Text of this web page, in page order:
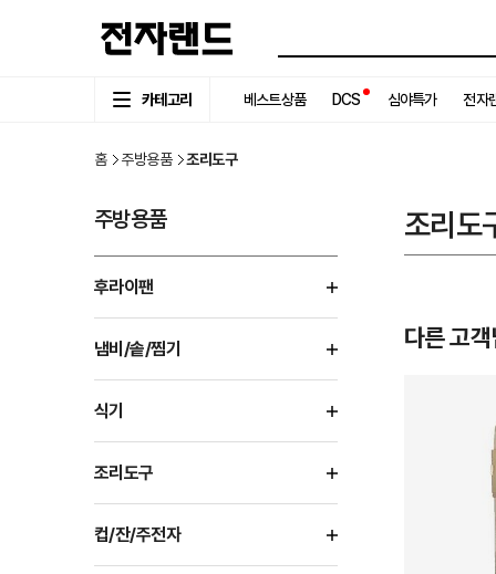
카테고리 베스트상품 DCS 심야특가 전자
홈 주방용품 조리도구
주방용품
후라이팬
냄비/솥/찜기
식기
조리도구
컵/잔/주전자
조리도
다른 고